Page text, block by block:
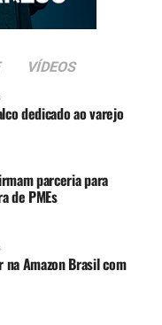
VÍDEOS
dedicado ao varejo
parceria para
de PMEs
Amazon Brasil com